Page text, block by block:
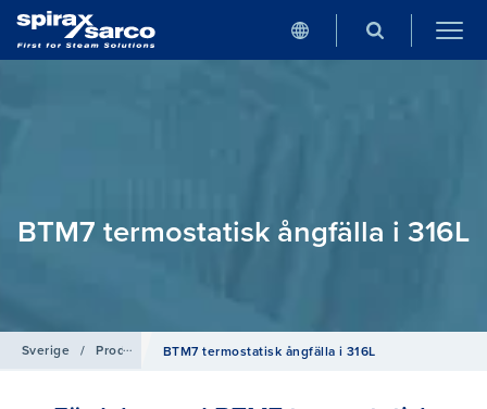
BTM7 termostatisk ångfälla i 316L
Sverige / Produkter / Produkter för Renånga
BTM7 termostatisk ångfälla i 316L